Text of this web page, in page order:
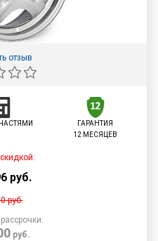
отзыв
ГАРАНТИЯ
12 МЕСЯЦЕВ
руб.
руб.
руб.